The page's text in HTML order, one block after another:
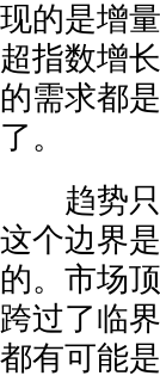
现的是增
超指数增
的需求都
了。
趋势只
这个边界
的。市场
跨过了临
都有可能